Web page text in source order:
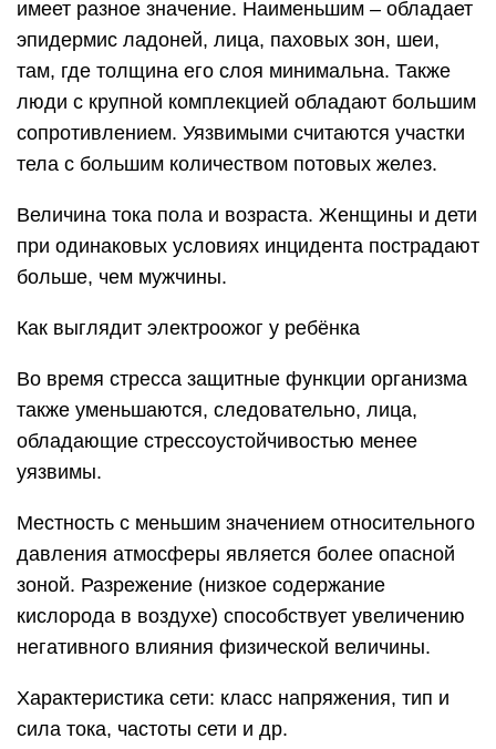
имеет разное значение. Наименьшим – обладает
эпидермис ладоней, лица, паховых зон, шеи,
там, где толщина его слоя минимальна. Также
люди с крупной комплекцией обладают большим
сопротивлением. Уязвимыми считаются участки
тела с большим количеством потовых желез.
Величина тока пола и возраста. Женщины и дети
при одинаковых условиях инцидента пострадают
больше, чем мужчины.
Как выглядит электроожог у ребёнка
Во время стресса защитные функции организма
также уменьшаются, следовательно, лица,
обладающие стрессоустойчивостью менее
уязвимы.
Местность с меньшим значением относительного
давления атмосферы является более опасной
зоной. Разрежение (низкое содержание
кислорода в воздухе) способствует увеличению
негативного влияния физической величины.
Характеристика сети: класс напряжения, тип и
сила тока, частоты сети и др.